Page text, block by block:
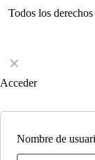
Todos los
✕
Acceder
Nombre de